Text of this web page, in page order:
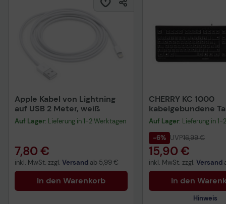
Apple Kabel von Lightning
auf USB 2 Meter, weiß
Auf Lager: Lieferung in 1-2 Werktagen
7,80 €
inkl. MwSt. zzgl. Versand ab 5,99 €
In den Warenkorb
CHERRY KC 1000
kabelgebundene
QWERTZ DE -
Auf Lager: Lieferung in
-6% UVP16,99 €
15,90 €
inkl. MwSt. zzgl. Versand
In den
Hinweis